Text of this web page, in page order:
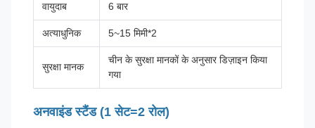
वायुदाब 6 बार
अत्याधुनिक 5~15 मिमी*2
सुरक्षा मानक
चीन के सुरक्षा मानकों के अनुसार डिज़ाइन किया
गया
अनवाइंड स्टैंड (1 सेट=2 रोल)